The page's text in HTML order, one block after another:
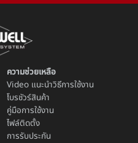
ความช่วยเหลือ
Video แนะนำวิธีการใช้งาน
โบรชัวร์สินค้า
คู่มือการใช้งาน
ไฟล์ติดตั้ง
การรับประกัน